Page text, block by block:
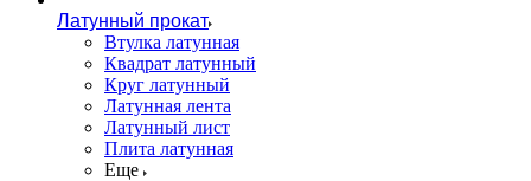
Латунный прокат
Втулка латунная
Квадрат латунный
Круг латунный
Латунная лента
Латунный лист
Плита латунная
Еще